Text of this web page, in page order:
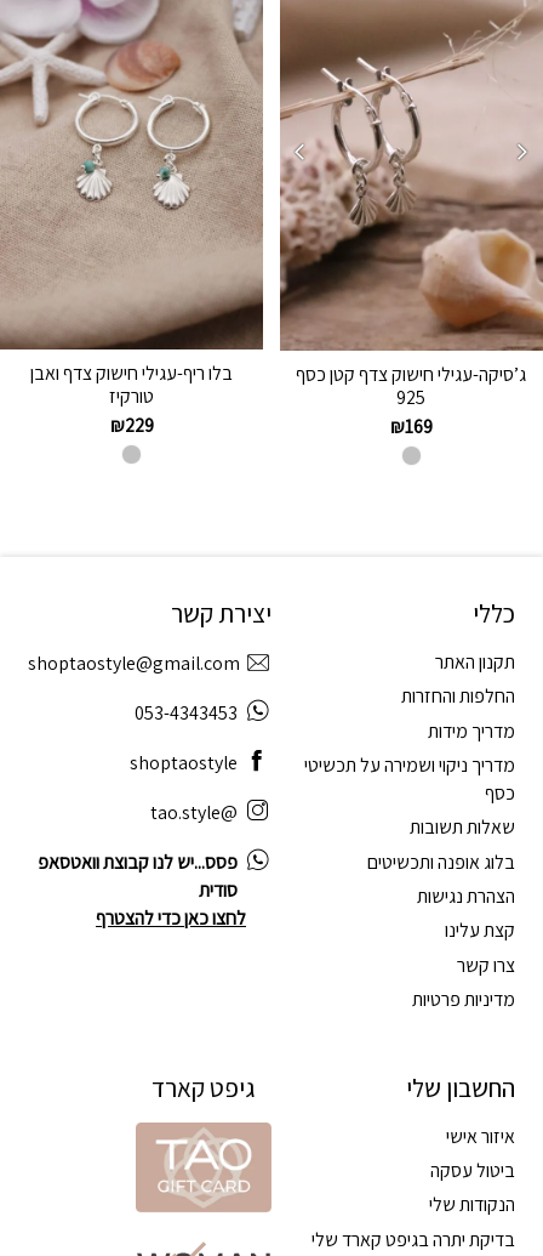
ג’סיקה-עגילי חישוק צדף קטן כסף
925
₪169
בלו ריף-עגילי חישוק צדף ואבן
טורקיז
₪229
כללי
תקנון האתר
החלפות והחזרות
מדריך מידות
מדריך ניקוי ושמירה על תכשיטי
כסף
שאלות תשובות
בלוג אופנה ותכשיטים
הצהרת נגישות
קצת עלינו
צרו קשר
מדיניות פרטיות
החשבון שלי
איזור אישי
ביטול עסקה
הנקודות שלי
בדיקת יתרה בגיפט קארד שלי
יצירת קשר
shoptaostyle@gmail.com
053-4343453
shoptaostyle
@tao.style
פסס...יש לנו קבוצת וואטסאפ
סודית
לחצו כאן כדי להצטרף
גיפט קארד